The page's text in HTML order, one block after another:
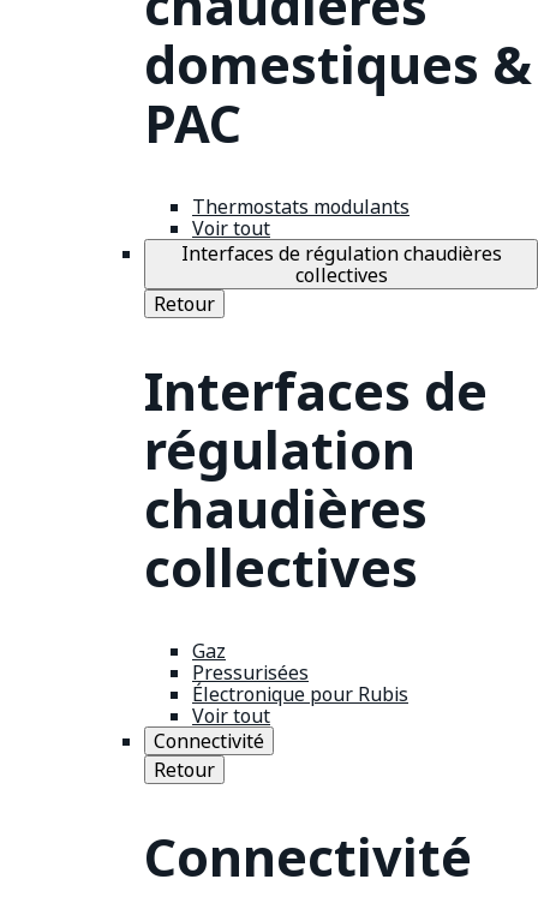
domestiques &
PAC
Thermostats modulants
Voir tout
Interfaces de régulation chaudières
collectives
Retour
Interfaces de
régulation
chaudières
collectives
Gaz
Pressurisées
Électronique pour Rubis
Voir tout
Connectivité
Retour
Connectivité